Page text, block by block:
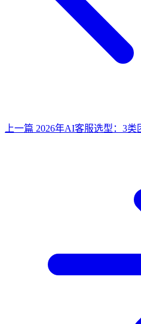
上一篇 2026年AI客服选型：3类